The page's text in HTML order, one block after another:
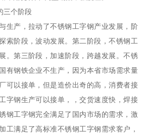
三个阶段
生产，拉动了不锈钢工字钢产业发展，阶
索阶段，波动发展。第二阶段，不锈钢工
。第三阶段，加速阶段，跨越发展。不锈
有钢铁企业不生产，因为本省市场需求量
可以接单，但是造价出奇的高，消费者接
字钢生产可以接单，，交货速度快，焊接
钢工字钢完全满足了国内市场的需求，激
工满足了高标准不锈钢工字钢需求客户，